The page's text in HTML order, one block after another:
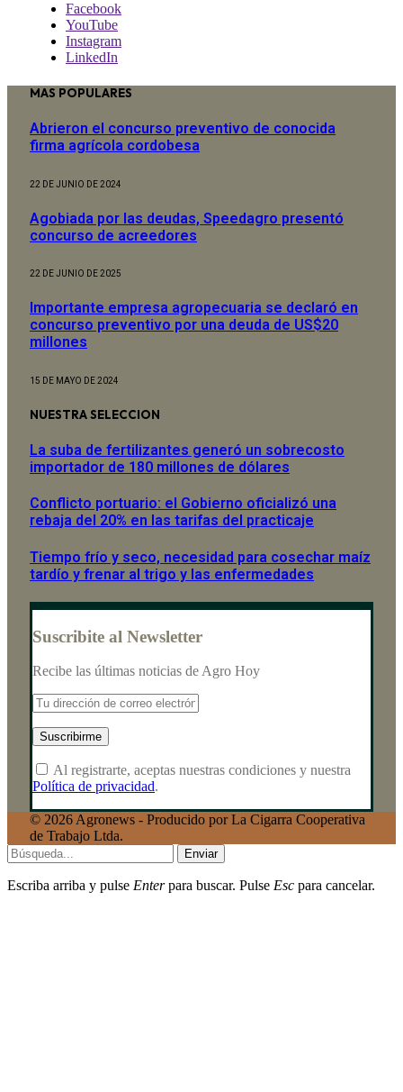
Facebook
YouTube
Instagram
LinkedIn
MAS POPULARES
Abrieron el concurso preventivo de conocida
firma agrícola cordobesa
22 DE JUNIO DE 2024
Agobiada por las deudas, Speedagro presentó
concurso de acreedores
22 DE JUNIO DE 2025
Importante empresa agropecuaria se declaró en
concurso preventivo por una deuda de US$20
millones
15 DE MAYO DE 2024
NUESTRA SELECCION
La suba de fertilizantes generó un sobrecosto
importador de 180 millones de dólares
Conflicto portuario: el Gobierno oficializó una
rebaja del 20% en las tarifas del practicaje
Tiempo frío y seco, necesidad para cosechar maíz
tardío y frenar al trigo y las enfermedades
Suscribite al Newsletter
Recibe las últimas noticias de Agro Hoy
Al registrarte, aceptas nuestras condiciones y nuestra
Política de privacidad.
© 2026 Agronews - Producido por La Cigarra Cooperativa
de Trabajo Ltda.
Enviar
Escriba arriba y pulse Enterpara buscar. Pulse Esc para cancelar.